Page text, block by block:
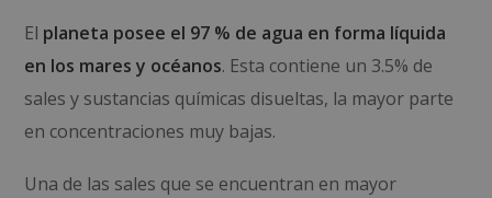
El planeta posee el 97 % de agua en forma líquida
en los mares y océanos. Esta contiene un 3.5% de
sales y sustancias químicas disueltas, la mayor parte
en concentraciones muy bajas.
Una de las sales que se encuentran en mayor